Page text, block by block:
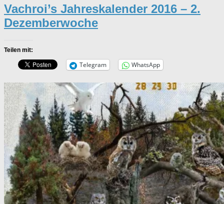
Vachroi’s Jahreskalender 2016 – 2.
Dezemberwoche
Teilen mit:
Telegram WhatsApp